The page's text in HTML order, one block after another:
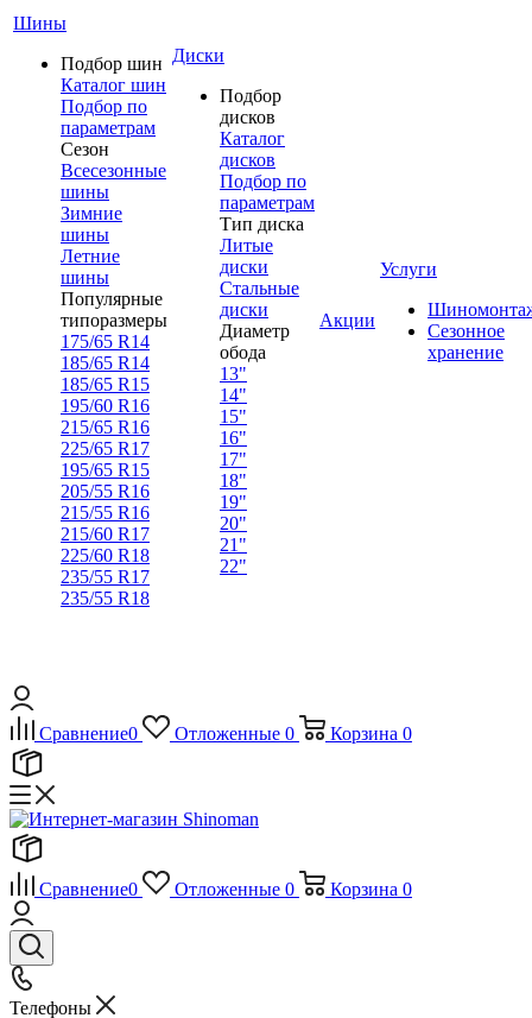
Шины
Подбор шин
Каталог шин
Подбор по
параметрам
Сезон
Всесезонные
шины
Зимние
шины
Летние
шины
Популярные
типоразмеры
175/65 R14
185/65 R14
185/65 R15
195/60 R16
215/65 R16
225/65 R17
195/65 R15
205/55 R16
215/55 R16
215/60 R17
225/60 R18
235/55 R17
235/55 R18
Диски
Подбор
дисков
Каталог
дисков
Подбор по
параметрам
Тип диска
Литые
диски
Стальные
диски
Диаметр
обода
13"
14"
15"
16"
17"
18"
19"
20"
21"
22"
Акции
Услуги
Сезонное
хранение
Сравнение0 Отложенные 0 Корзина 0
Сравнение0 Отложенные 0 Корзина 0
Телефоны